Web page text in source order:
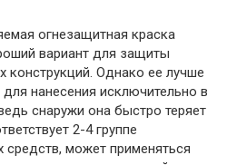
огнезащитная краска
вариант для защиты
конструкций. Однако ее лучше
нанесения исключительно в
снаружи она быстро теряет
2-4 группе
средств, может применяться